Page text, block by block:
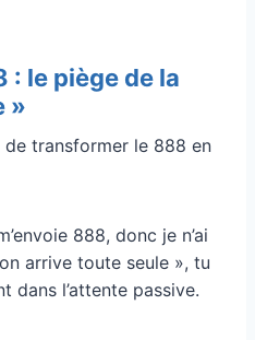
: le piège de la
»
transformer le 888 en
888, donc je n’ai
arrive toute seule », tu
dans l’attente passive.